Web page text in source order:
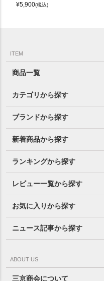
¥5,900(税込)
ITEM
商品一覧
カテゴリから探す
ブランドから探す
新着商品から探す
ランキングから探す
レビュー一覧から探す
お気に入りから探す
ニュース記事から探す
ABOUT US
三京商会について